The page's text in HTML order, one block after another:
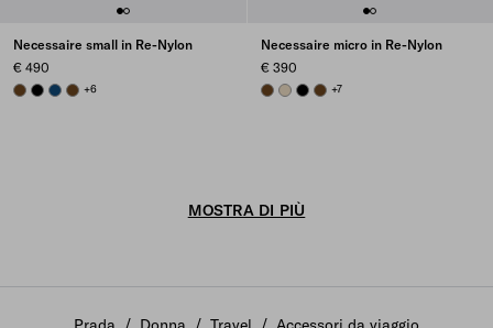
Necessaire small in Re-Nylon
€ 490
BRANDY
BLACKBALTIC BLUE
BRANDY
+6
Necessaire micro in Re-Nylon
€ 390
BRANDY
DESERT BEIGE
BLACKBRANDY
+7
MOSTRA DI PIÙ